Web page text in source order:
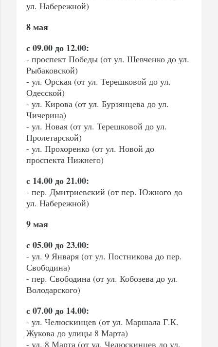
ул. Набережной)
8 мая
с 09.00 до 12.00:
- проспект Победы (от ул. Шевченко до ул.
Рыбаковской)
- ул. Орская (от ул. Терешковой до ул.
Одесской)
- ул. Кирова (от ул. Бурзянцева до ул.
Чичерина)
- ул. Новая (от ул. Терешковой до ул.
Пролетарской)
- ул. Прохоренко (от ул. Новой до
проспекта Нижнего)
с 14.00 до 21.00:
- пер. Дмитриевский (от пер. Южного до
ул. Набережной)
9 мая
с 05.00 до 23.00:
- ул. 9 Января (от ул. Постникова до пер.
Свободина)
- пер. Свободина (от ул. Кобозева до ул.
Володарского)
с 07.00 до 14.00:
- ул. Челюскинцев (от ул. Маршала Г.К.
Жукова до улицы 8 Марта)
- ул. 8 Марта (от ул. Челюскинцев до ул.